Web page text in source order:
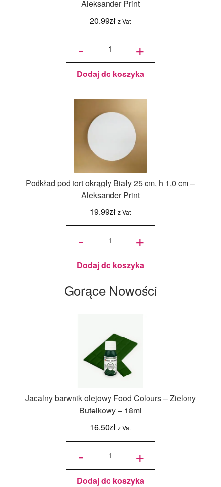
Aleksander Print
20.99zł z Vat
-
ilość
okrągły
Biały 28
cm, h 1,0
cm -
Aleksander
+
Dodaj do koszyka
Podkład pod tort okrągły Biały 25 cm, h 1,0 cm –
Aleksander Print
19.99zł z Vat
-
ilość
okrągły
Biały 25
cm, h 1,0
cm -
Aleksander
+
Dodaj do koszyka
Gorące Nowości
Jadalny barwnik olejowy Food Colours – Zielony
Butelkowy – 18ml
16.50zł z Vat
-
ilość
olejowy
Food
Colours -
Zielony
Butelkowy
+
Dodaj do koszyka